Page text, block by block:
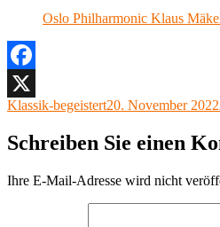
Oslo Philharmonic Klaus
Facebook
X
Autor
Klassik-begeistertVeröffentlicht
20. November 2022
Schreiben Sie einen
Ihre E-Mail-Adresse wird nicht